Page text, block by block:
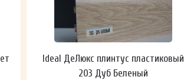
Ideal ДеЛюкс плинтус пластиковый
203 Дуб Беленый